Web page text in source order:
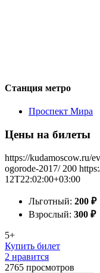
Станция метро
Проспект Мира
Цены на билеты
https://kudamoscow.ru/
ogorode-2017/ 200
12T22:02:00+03:00
Льготный: 200 ₽
Взрослый: 300 ₽
5+
Купить билет
2 нравится
2765 просмотров